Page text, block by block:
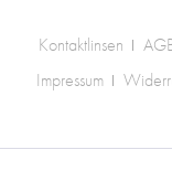
Kontaktlinsen
Impressum